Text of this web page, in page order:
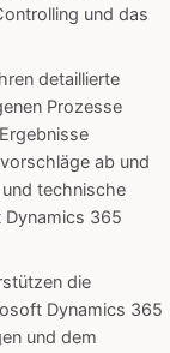
und das
detaillierte
Prozesse
ab und
technische
365
die
Dynamics 365
und dem